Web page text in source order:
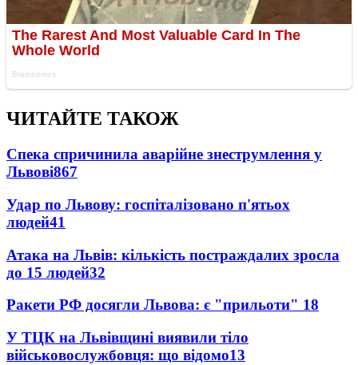
ЧИТАЙТЕ ТАКОЖ
Спека спричинила аварійне знеструмлення у
Львові867
Удар по Львову: госпіталізовано п'ятьох
людей41
Атака на Львів: кількість постраждалих зросла
до 15 людей32
Ракети РФ досягли Львова: є "прильоти" 18
У ТЦК на Львівщині виявили тіло
військовослужбовця: що відомо13